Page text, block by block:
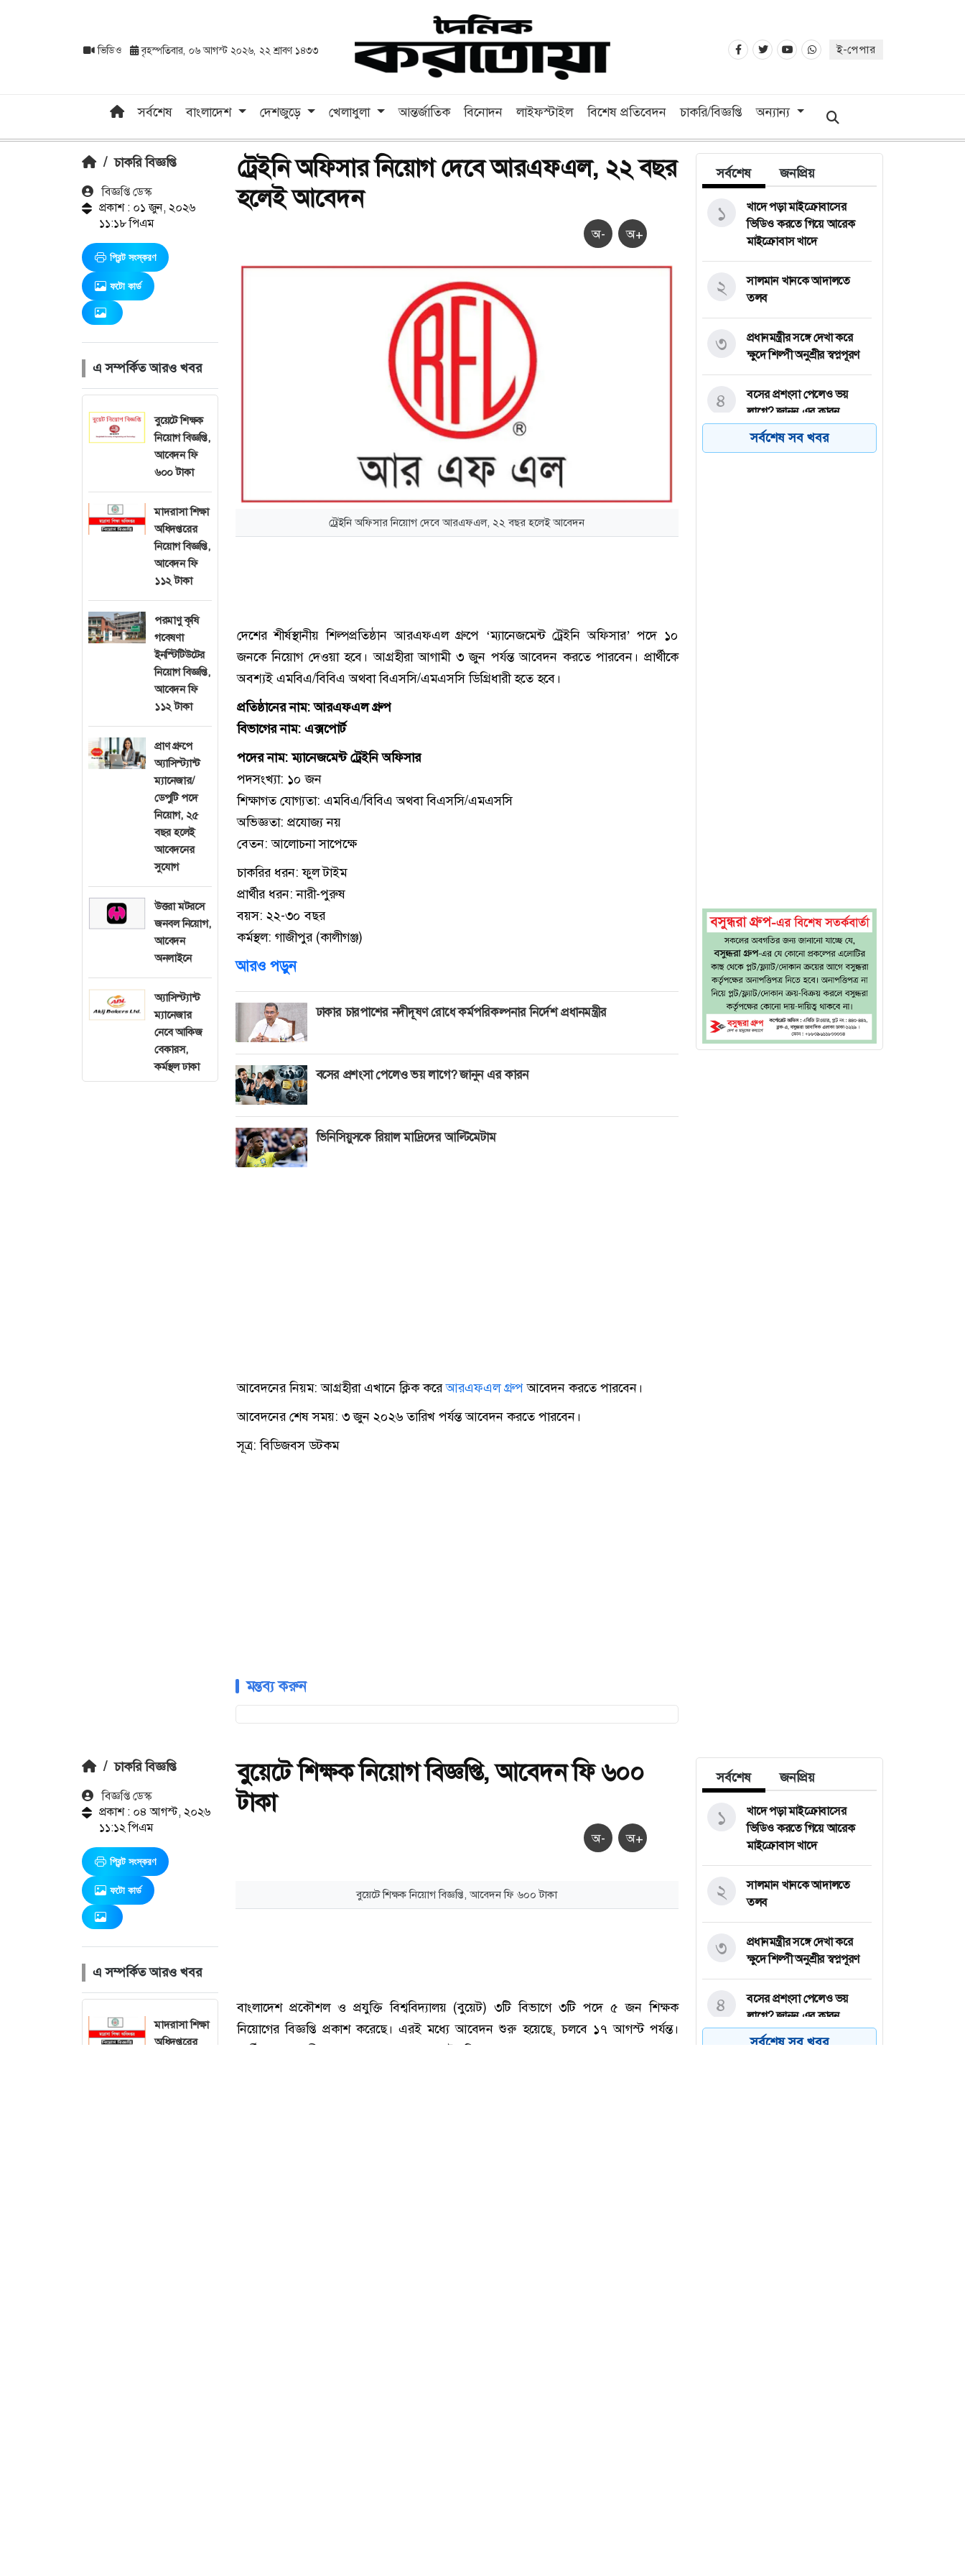
ভিডিও বৃহস্পতিবার, ০৬ আগস্ট ২০২৬, ২২ শ্রাবণ ১৪৩৩ ই-পেপার
সর্বশেষ বাংলাদেশ দেশজুড়ে খেলাধুলা আন্তর্জাতিক বিনোদন লাইফস্টাইল বিশেষ প্রতিবেদন চাকরি/বিজ্ঞপ্তি অন্যান্য
/ চাকরি বিজ্ঞপ্তি
বিজ্ঞপ্তি ডেস্ক
প্রকাশ : ০১ জুন, ২০২৬
১১:১৮ পিএম
প্রিন্ট সংস্করণ
ফটো কার্ড
এ সম্পর্কিত আরও খবর
বুয়েটে শিক্ষক
নিয়োগ বিজ্ঞপ্তি,
আবেদন ফি
৬০০ টাকা
মাদরাসা শিক্ষা
অধিদপ্তরের
নিয়োগ বিজ্ঞপ্তি,
আবেদন ফি
১১২ টাকা
পরমাণু কৃষি
গবেষণা
ইনস্টিটিউটের
নিয়োগ বিজ্ঞপ্তি,
আবেদন ফি
১১২ টাকা
প্রাণ গ্রুপে
অ্যাসিস্ট্যান্ট
ম্যানেজার/
ডেপুটি পদে
নিয়োগ, ২৫
বছর হলেই
আবেদনের
সুযোগ
উত্তরা মটরসে
জনবল নিয়োগ,
আবেদন
অনলাইনে
অ্যাসিস্ট্যান্ট
ম্যানেজার
নেবে আকিজ
বেকারস,
কর্মস্থল ঢাকা
ট্রেইনি অফিসার নিয়োগ দেবে আরএফএল, ২২ বছর
হলেই আবেদন
অ- অ+
ট্রেইনি অফিসার নিয়োগ দেবে আরএফএল, ২২ বছর হলেই আবেদন
দেশের শীর্ষস্থানীয় শিল্পপ্রতিষ্ঠান আরএফএল গ্রুপে ‘ম্যানেজমেন্ট ট্রেইনি অফিসার’ পদে ১০
জনকে নিয়োগ দেওয়া হবে। আগ্রহীরা আগামী ৩ জুন পর্যন্ত আবেদন করতে পারবেন। প্রার্থীকে
অবশ্যই এমবিএ/বিবিএ অথবা বিএসসি/এমএসসি ডিগ্রিধারী হতে হবে।
প্রতিষ্ঠানের নাম: আরএফএল গ্রুপ
বিভাগের নাম: এক্সপোর্ট
পদের নাম: ম্যানেজমেন্ট ট্রেইনি অফিসার
পদসংখ্যা: ১০ জন
শিক্ষাগত যোগ্যতা: এমবিএ/বিবিএ অথবা বিএসসি/এমএসসি
অভিজ্ঞতা: প্রযোজ্য নয়
বেতন: আলোচনা সাপেক্ষে
চাকরির ধরন: ফুল টাইম
প্রার্থীর ধরন: নারী-পুরুষ
বয়স: ২২-৩০ বছর
কর্মস্থল: গাজীপুর (কালীগঞ্জ)
আরও পড়ুন
ঢাকার চারপাশের নদীদূষণ রোধে কর্মপরিকল্পনার নির্দেশ প্রধানমন্ত্রীর
বসের প্রশংসা পেলেও ভয় লাগে? জানুন এর কারন
ভিনিসিয়ুসকে রিয়াল মাদ্রিদের আল্টিমেটাম
আবেদনের নিয়ম: আগ্রহীরা এখানে ক্লিক করেআরএফএল গ্রুপআবেদন করতে পারবেন।
আবেদনের শেষ সময়: ৩ জুন ২০২৬ তারিখ পর্যন্ত আবেদন করতে পারবেন।
সূত্র: বিডিজবস ডটকম
মন্তব্য করুন
সর্বশেষ জনপ্রিয়
খাদে পড়া মাইক্রোবাসের
ভিডিও করতে গিয়ে আরেক
মাইক্রোবাস খাদে
১
সালমান খানকে আদালতে
তলব
২
প্রধানমন্ত্রীর সঙ্গে দেখা করে
ক্ষুদে শিল্পী অনুশ্রীর স্বপ্নপূরণ
৩
বসের প্রশংসা পেলেও ভয়
লাগে? জানুন এর কারন
৪
চলতি অর্থবছরেই স্থানীয়
৫
সর্বশেষ সব খবর
/ চাকরি বিজ্ঞপ্তি
বিজ্ঞপ্তি ডেস্ক
প্রকাশ : ০৪ আগস্ট, ২০২৬
১১:১২ পিএম
প্রিন্ট সংস্করণ
ফটো কার্ড
এ সম্পর্কিত আরও খবর
মাদরাসা শিক্ষা
অধিদপ্তরের
বুয়েটে শিক্ষক নিয়োগ বিজ্ঞপ্তি, আবেদন ফি ৬০০
টাকা
অ- অ+
সর্বশেষ জনপ্রিয়
খাদে পড়া মাইক্রোবাসের
ভিডিও করতে গিয়ে আরেক
মাইক্রোবাস খাদে
১
সালমান খানকে আদালতে
তলব
২
প্রধানমন্ত্রীর সঙ্গে দেখা করে
ক্ষুদে শিল্পী অনুশ্রীর স্বপ্নপূরণ
৩
বসের প্রশংসা পেলেও ভয়
লাগে? জানুন এর কারন
৪
সর্বশেষ সব খবর